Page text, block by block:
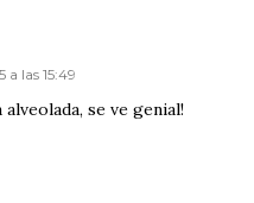
a las 15:49
se ve genial!